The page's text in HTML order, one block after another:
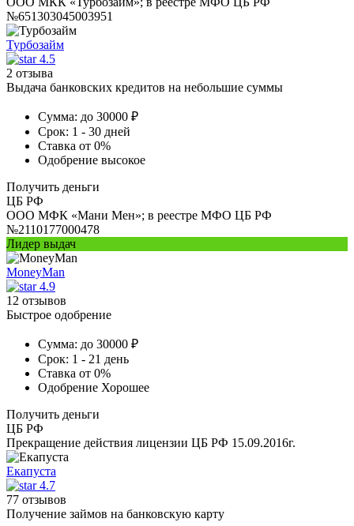
№651303045003951
Турбозайм
4.5
2 отзыва
Выдача банковских кредитов на небольшие суммы
Сумма: до 30000 ₽
Срок: 1 - 30 дней
Ставка от 0%
Одобрение высокое
Получить деньги
ЦБ РФ
ООО МФК «Мани Мен»; в реестре МФО ЦБ РФ
№2110177000478
Лидер выдач
MoneyMan
4.9
12 отзывов
Быстрое одобрение
Сумма: до 30000 ₽
Срок: 1 - 21 день
Ставка от 0%
Одобрение Хорошее
Получить деньги
ЦБ РФ
Прекращение действия лицензии ЦБ РФ 15.09.2016г.
Екапуста
4.7
77 отзывов
Получение займов на банковскую карту